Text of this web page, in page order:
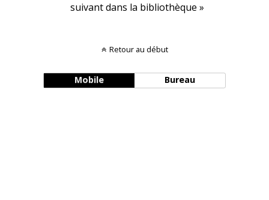
suivant dans la bibliothèque »
Retour au début
Mobile Bureau